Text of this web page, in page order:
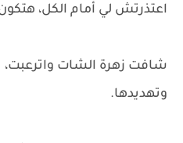
اعتذرتش لي أمام الكل،
شافت زهرة الشات واترعبت،
وتهديدها.